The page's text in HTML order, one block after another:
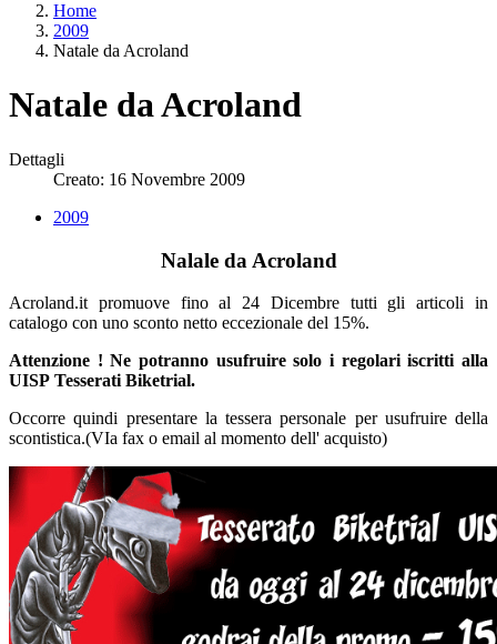
Home
2009
Natale da Acroland
Natale da Acroland
Dettagli
Creato: 16 Novembre 2009
2009
Nalale da Acroland
Acroland.it promuove fino al 24 Dicembre tutti gli articoli in
catalogo con uno sconto netto eccezionale del 15%.
Attenzione ! Ne potranno usufruire solo i regolari iscritti alla
UISP Tesserati Biketrial.
Occorre quindi presentare la tessera personale per usufruire della
scontistica.(VIa fax o email al momento dell' acquisto)